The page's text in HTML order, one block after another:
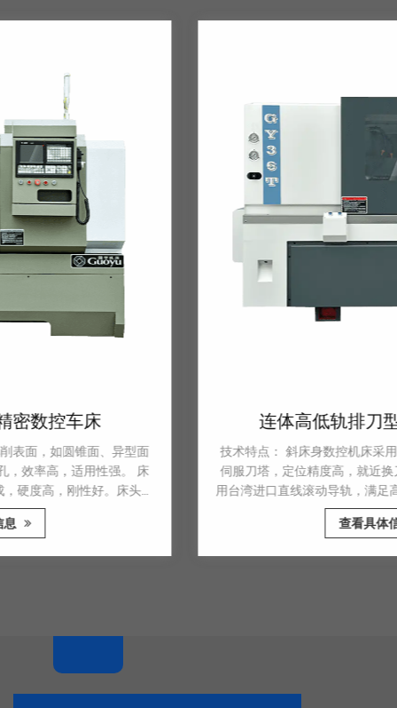
连体高低轨排刀型精密数控车床
技术特点： 斜床身数控机床采用国产或进口高刚性卧式液压
伺服刀塔，定位精度高，就近换刀快，切削变形小。 传动采
用台湾进口直线滚动导轨，满足高速、高效的要求，减少摩擦
阻力和温升变形，提高加工精度，保证加工精度的长期稳定。
在数控车床的设计中，主轴箱的轴承采用高刚性的双列圆柱滚